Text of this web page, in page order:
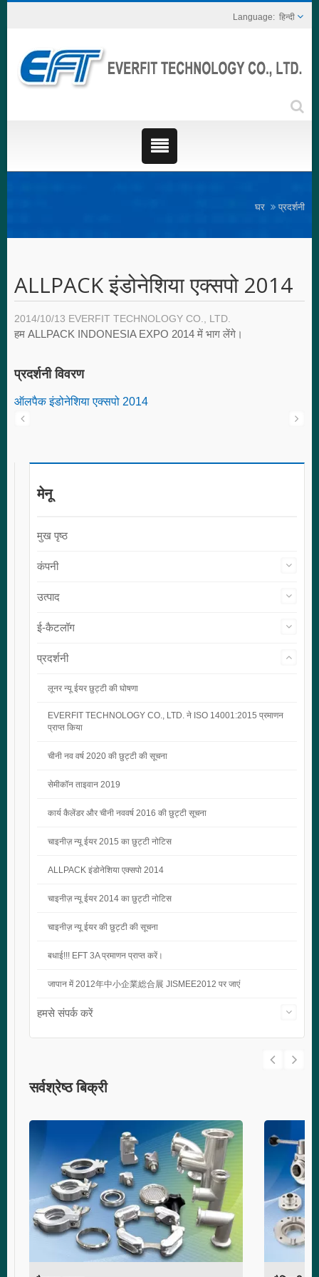
हिन्दी
घर प्रदर्शनी
ALLPACK इंडोनेशिया एक्सपो 2014
2014/10/13 EVERFIT TECHNOLOGY CO., LTD.
हम ALLPACK INDONESIA EXPO 2014 में भाग लेंगे।
प्रदर्शनी विवरण
ऑलपैक इंडोनेशिया एक्सपो 2014
मेनू
मुख पृष्ठ
कंपनी
उत्पाद
ई-कैटलॉग
प्रदर्शनी
लूनर न्यू ईयर छुट्टी की घोषणा
EVERFIT TECHNOLOGY CO., LTD. ने ISO 14001:2015 प्रमाणन
प्राप्त किया
चीनी नव वर्ष 2020 की छुट्टी की सूचना
सेमीकॉन ताइवान 2019
कार्य कैलेंडर और चीनी नववर्ष 2016 की छुट्टी सूचना
चाइनीज़ न्यू ईयर 2015 का छुट्टी नोटिस
ALLPACK इंडोनेशिया एक्सपो 2014
चाइनीज़ न्यू ईयर 2014 का छुट्टी नोटिस
चाइनीज़ न्यू ईयर की छुट्टी की सूचना
बधाई!!! EFT 3A प्रमाणन प्राप्त करें।
जापान में 2012年中小企業総合展 JISMEE2012 पर जाएं
हमसे संपर्क करें
सर्वश्रेष्ठ बिक्री